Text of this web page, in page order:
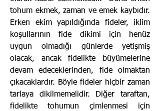
tohum ekmek, zaman ve emek kaybıdır.
Erken ekim yapıldığında fideler, iklim
koşullarının fide dikimi için henüz
uygun olmadığı günlerde yetişmiş
olacak, ancak fidelikte büyümelerine
devam edeceklerinden, fide olmaktan
çıkacaklardır. Böyle fideler hiçbir zaman
tarlaya dikilmemelidir. Diğer taraftan,
fidelikte tohumun çimlenmesi için